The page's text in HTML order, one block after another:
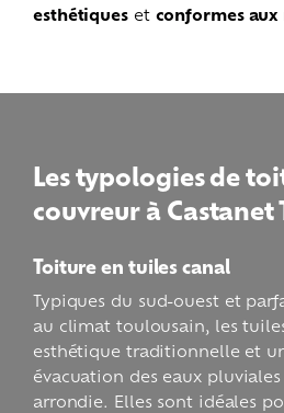
esthétiqueset conformes aux
Les typologies de
couvreur à Castanet
Toiture en tuiles canal
Typiques du sud-ouest et
au climat toulousain, les
esthétique traditionnelle et
évacuation des eaux
arrondie. Elles sont idéales